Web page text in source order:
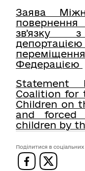
Заява
звʼязку
Федерацією
Statement
Coalition for
Children on
and forced
children by
Поділитися в